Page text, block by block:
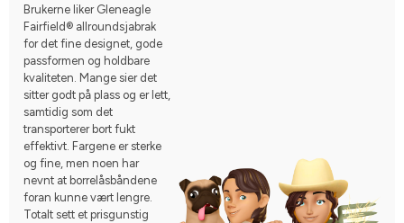
Brukerne liker Gleneagle
Fairfield® allroundsjabrak
for det fine designet, gode
passformen og holdbare
kvaliteten. Mange sier det
sitter godt på plass og er lett,
samtidig som det
transporterer bort fukt
effektivt. Fargene er sterke
og fine, men noen har
nevnt at borrelåsbåndene
foran kunne vært lengre.
Totalt sett et prisgunstig